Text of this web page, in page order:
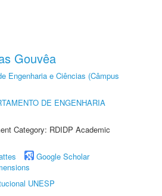
Gouvêa
Engenharia e Ciências (Câmpus
DE ENGENHARIA
Category: RDIDP Academic
Google Scholar
UNESP